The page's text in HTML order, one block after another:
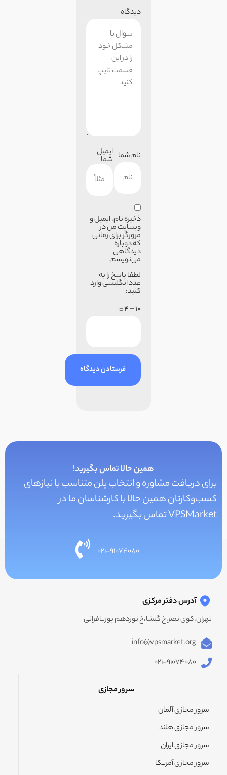
دیدگاه
نام شما ایمیل
شما
ذخیره نام، ایمیل و
وبسایت من در
مرورگر برای زمانی
که دوباره
دیدگاهی
می‌نویسم.
لطفا پاسخ را به
عدد انگلیسی وارد
کنید:
10 − 4 =
همین حالا تماس بگیرید!
برای دریافت مشاوره و انتخاب پلن متناسب با نیازهای
کسب‌و‌کارتان همین حالا با کارشناسان ما در
VPSMarket تماس بگیرید.
۰۲۱-۹۱۰۷۴۰۸۰
آدرس دفتر مرکزی
تهران،کوی نصر،خ گیشا،خ نوزدهم پوربافرانی
info@vpsmarket.org
۰۲۱-۹۱۰۷۴۰۸۰
سرور مجازی
سرور مجازی آلمان
سرور مجازی هلند
سرور مجازی ایران
سرور مجازی آمریکا